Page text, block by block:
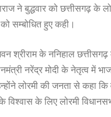
ने बुद्धवार को छत्तीसगढ़ के
सम्बोधित हुए कही।
श्रीराम के ननिहाल
नरेंद्र मोदी के नेतृत्व में
लोरमी की जनता से कहा
के लिए लोरमी